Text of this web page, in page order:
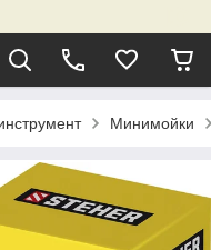
Минимойки